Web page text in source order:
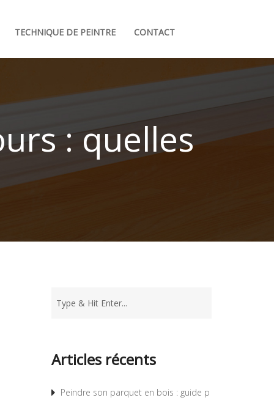
TECHNIQUE DE PEINTRE CONTACT
: quelles
Articles récents
Peindre son parquet en bois : guide p